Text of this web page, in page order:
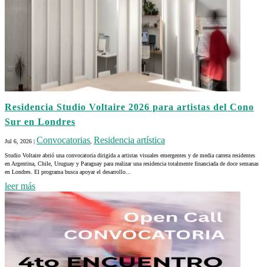
Residencia Studio Voltaire 2026 para artistas del Cono
Sur en Londres
Jul 6, 2026 | Convocatorias Residencia artística
Studio Voltaire abrió una convocatoria dirigida a artistas visuales emergentes y de media carrera residentes
en Argentina, Chile, Uruguay y Paraguay para realizar una residencia totalmente financiada de doce semanas
en Londres. El programa busca apoyar el desarrollo...
leer más